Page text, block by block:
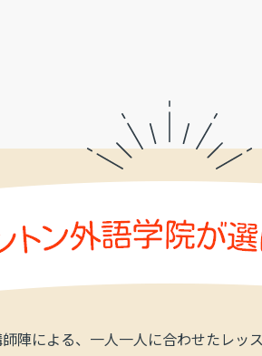
陣による、一人一人に合わせたレッ